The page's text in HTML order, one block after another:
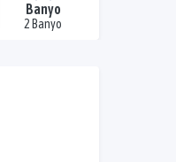
Banyo
2 Banyo